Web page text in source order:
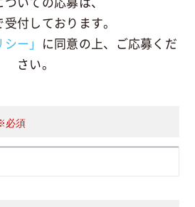
ついての応募は、
受付しております。
ー」
に同意の上、ご応募くだ
さい。
必須